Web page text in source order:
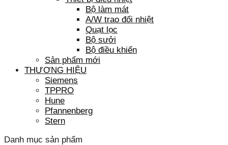
Bộ làm mát
A/W trao đổi nhiệt
Quạt lọc
Bộ sưởi
Bộ điều khiển
Sản phẩm mới
THƯƠNG HIỆU
Siemens
TPPRO
Hune
Pfannenberg
Stern
Danh mục sản phẩm